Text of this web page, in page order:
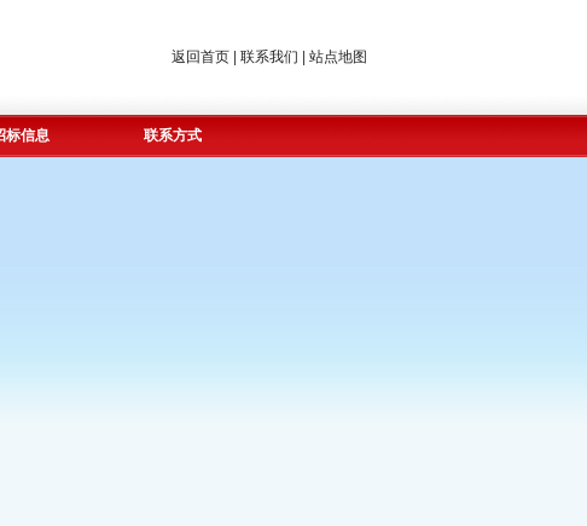
返回首页 联系我们 站点地图
标信息
联系方式